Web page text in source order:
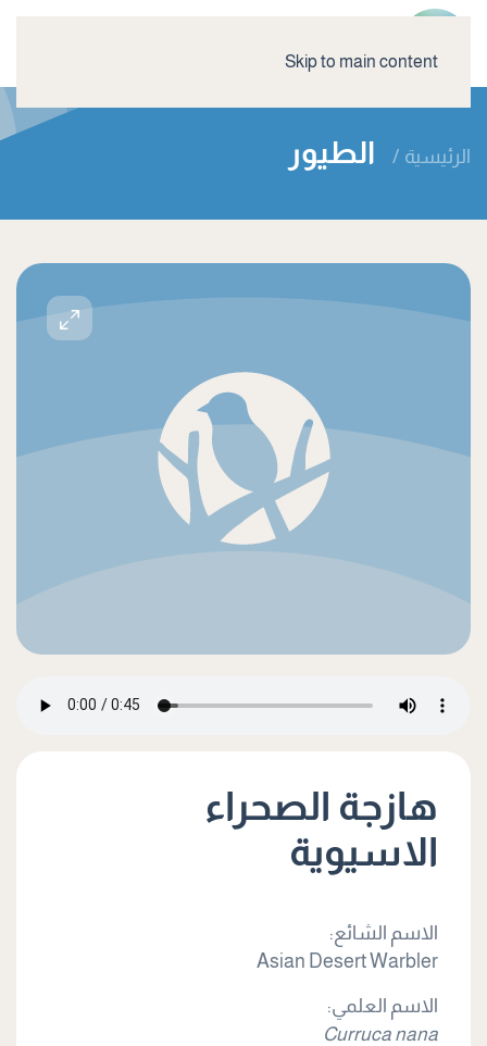
Skip to main content
الرئيسية الطيور
هازجة الصحراء
الاسيوية
الاسم الشائع:
Asian Desert Warbler
الاسم العلمي:
Curruca nana